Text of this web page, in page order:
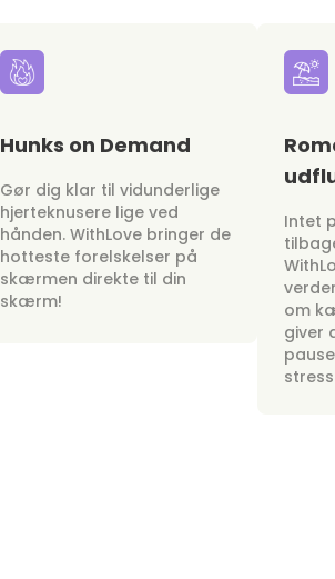
Hunks on Demand
Gør dig klar til vidunderlige
hjerteknusere lige ved
hånden. WithLove bringer de
hotteste forelskelser på
skærmen direkte til din
skærm!
Intet
om
giver